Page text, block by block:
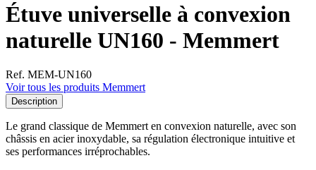
Étuve universelle à convexion
naturelle UN160 - Memmert
Ref. MEM-UN160
Voir tous les produits Memmert
Description
Le grand classique de Memmert en convexion naturelle, avec son
châssis en acier inoxydable, sa régulation électronique intuitive et
ses performances irréprochables.